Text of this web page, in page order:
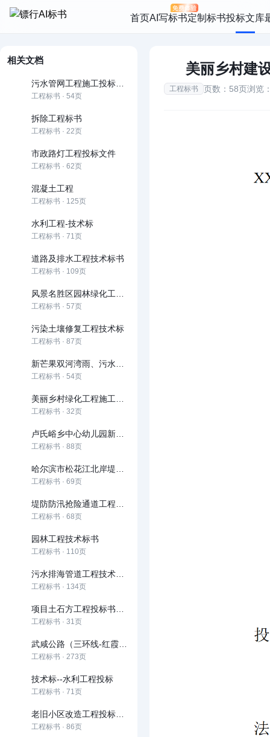
首页AI写标书定制标书投标文库
相关文档
工程标书 · 54页
拆除工程标书
工程标书 · 22页
市政路灯工程投标文件
工程标书 · 62页
混凝土工程
工程标书 · 125页
水利工程-技术标
工程标书 · 71页
道路及排水工程技术标书
工程标书 · 109页
工程标书 · 57页
污染土壤修复工程技术标
工程标书 · 87页
工程标书 · 54页
工程标书 · 32页
工程标书 · 88页
工程标书 · 69页
工程标书 · 68页
园林工程技术标书
工程标书 · 110页
工程标书 · 134页
工程标书 · 31页
工程标书 · 273页
技术标--水利工程投标
工程标书 · 71页
工程标书 · 86页
美丽乡村建
工程标书 页数：58页浏览